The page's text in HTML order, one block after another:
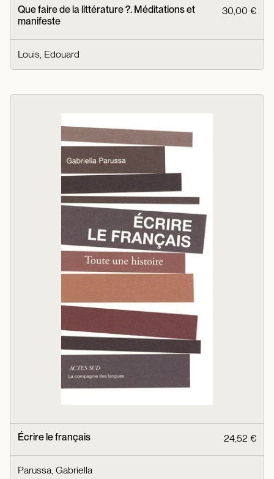
Que faire de la littérature ?. Méditations et
manifeste
30,00 €
Louis, Edouard
Écrire le français 24,52 €
Parussa, Gabriella